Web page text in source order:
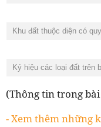
Khu đất thuộc diện có
Ký hiệu các loại đất trên
(Thông tin trong
- Xem thêm những